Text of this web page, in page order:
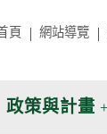
頁 網站導覽
政策與計畫